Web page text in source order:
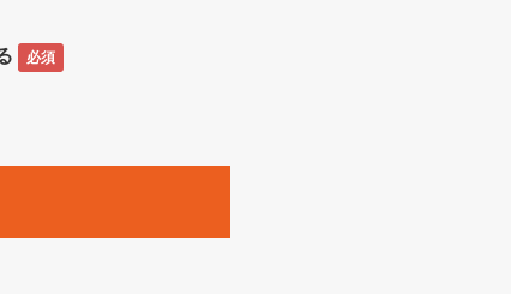
が変更された場合、変更後のサービスを含
ャンペーンをいいます。
」「ECzine」「Biz/Zine」「HRzine」
必須